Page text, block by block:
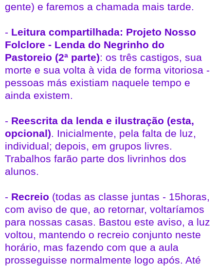
gente) e faremos a chamada mais tarde.
- Leitura compartilhada: Projeto Nosso
Folclore - Lenda do Negrinho do
Pastoreio (2ª parte): os três castigos, sua
morte e sua volta à vida de forma vitoriosa -
pessoas más existiam naquele tempo e
ainda existem.
- Reescrita da lenda e ilustração (esta,
opcional). Inicialmente, pela falta de luz,
individual; depois, em grupos livres.
Trabalhos farão parte dos livrinhos dos
alunos.
- Recreio (todas as classe juntas - 15horas,
com aviso de que, ao retornar, voltaríamos
para nossas casas. Bastou este aviso, a luz
voltou, mantendo o recreio conjunto neste
horário, mas fazendo com que a aula
prosseguisse normalmente logo após. Até